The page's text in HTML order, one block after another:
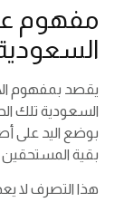
مفهوم
يقصد بمفهوم
السعودية تلك
بوضع اليد على
بقية
هذا التصرف لا